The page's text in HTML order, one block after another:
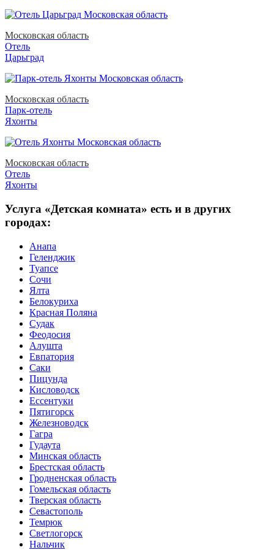
Московская область
Отель
Царьград
Московская область
Парк-отель
Яхонты
Московская область
Отель
Яхонты
Услуга «Детская комната» есть и в других
городах:
Анапа
Геленджик
Туапсе
Сочи
Ялта
Белокуриха
Красная Поляна
Судак
Феодосия
Алушта
Евпатория
Саки
Пицунда
Кисловодск
Ессентуки
Пятигорск
Железноводск
Гагра
Гудаута
Минская область
Брестская область
Гродненская область
Гомельская область
Тверская область
Севастополь
Темрюк
Светлогорск
Нальчик